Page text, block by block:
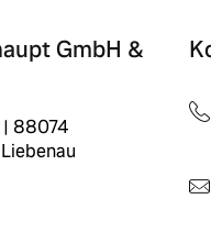
GmbH &
| 88074